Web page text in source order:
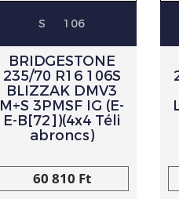
S 106
BRIDGESTONE
235/70 R16 106S
BLIZZAK DMV3
M+S 3PMSF IG (E-
E-B[72])(4x4 Téli
abroncs)
60 810 Ft